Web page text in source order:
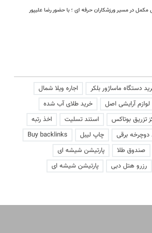
در مسیر ورزشکاران حرفه ای ؛ با حضور رضا علیپور
دستگاه ماساژور بلکر
اجاره ویلا شمال
آرایشی اصل
خرید طلای آب شده
تزریق بوتاکس استند تسلیت
اخذ رتبه
دوچرخه برقی چاپ لیبل
Buy backlinks
صندوق طلا
پارتیشن شیشه ای
رزرو هتل دبی پارتیشن شیشه ای